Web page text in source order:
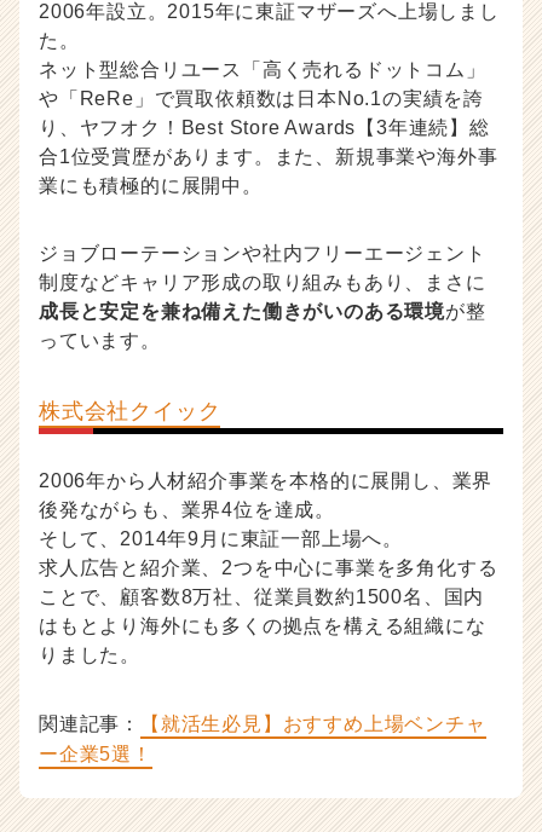
2006年設立。2015年に東証マザーズへ上場しまし
た。
ネット型総合リユース「高く売れるドットコム」
や「ReRe」で買取依頼数は日本No.1の実績を誇
り、ヤフオク！Best Store Awards【3年連続】総
合1位受賞歴があります。また、新規事業や海外事
業にも積極的に展開中。
ジョブローテーションや社内フリーエージェント
制度などキャリア形成の取り組みもあり、まさに
成長と安定を兼ね備えた働きがいのある環境が整
っています。
株式会社クイック
2006年から人材紹介事業を本格的に展開し、業界
後発ながらも、業界4位を達成。
そして、2014年9月に東証一部上場へ。
求人広告と紹介業、2つを中心に事業を多角化する
ことで、顧客数8万社、従業員数約1500名、国内
はもとより海外にも多くの拠点を構える組織にな
りました。
関連記事：
【就活生必見】おすすめ上場ベンチャ
ー企業5選！